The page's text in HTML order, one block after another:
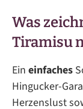
Was
Tiramisu
Ein einfaches
Hingucker-
Herzenslust